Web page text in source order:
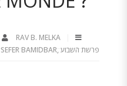
RAV B. MELKA
SEFER BAMIDBAR, פרשת השבוע